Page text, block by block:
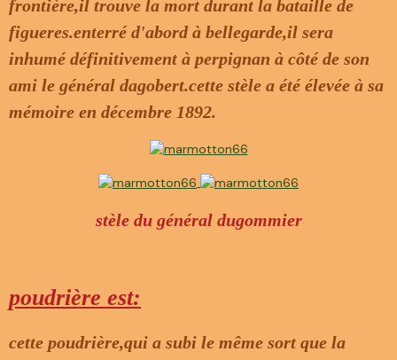
frontière,il trouve la mort durant la bataille de
figueres.enterré d'abord à bellegarde,il sera
inhumé définitivement à perpignan à côté de son
ami le général dagobert.cette stèle a été élevée à sa
mémoire en décembre 1892.
stèle du général dugommier
poudrière est:
cette poudrière,qui a subi le même sort que la